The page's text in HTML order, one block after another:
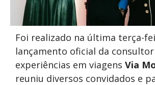
Foi realizado na última terça-
lançamento oficial da
experiências em viagens Via
reuniu diversos convidados e